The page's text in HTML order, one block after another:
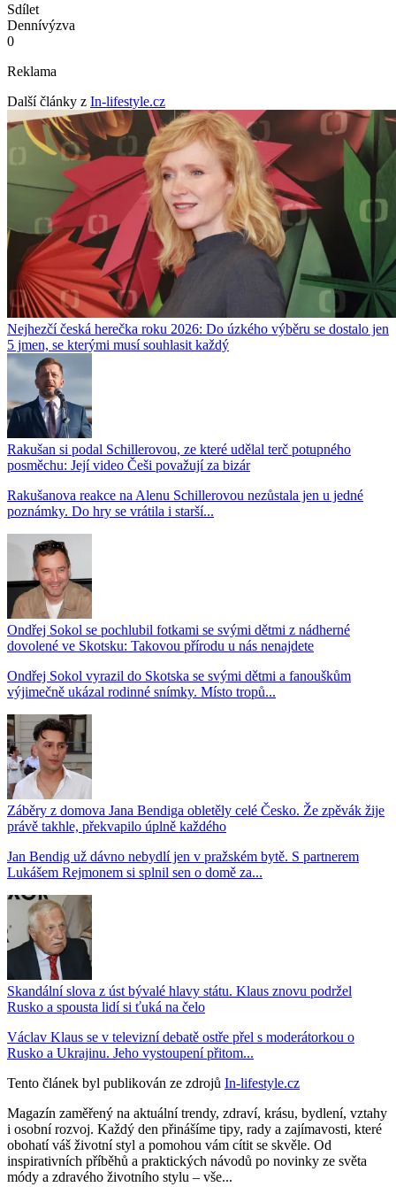
Sdílet
Dennívýzva
0
Reklama
Další články z In-lifestyle.cz
Nejhezčí česká herečka roku 2026: Do úzkého výběru se dostalo jen
5 jmen, se kterými musí souhlasit každý
Rakušan si podal Schillerovou, ze které udělal terč potupného
posměchu: Její video Češi považují za bizár
Rakušanova reakce na Alenu Schillerovou nezůstala jen u jedné
poznámky. Do hry se vrátila i starší...
Ondřej Sokol se pochlubil fotkami se svými dětmi z nádherné
dovolené ve Skotsku: Takovou přírodu u nás nenajdete
Ondřej Sokol vyrazil do Skotska se svými dětmi a fanouškům
výjimečně ukázal rodinné snímky. Místo tropů...
Záběry z domova Jana Bendiga obletěly celé Česko. Že zpěvák žije
právě takhle, překvapilo úplně každého
Jan Bendig už dávno nebydlí jen v pražském bytě. S partnerem
Lukášem Rejmonem si splnil sen o domě za...
Skandální slova z úst bývalé hlavy státu. Klaus znovu podržel
Rusko a spousta lidí si ťuká na čelo
Václav Klaus se v televizní debatě ostře přel s moderátorkou o
Rusko a Ukrajinu. Jeho vystoupení přitom...
Tento článek byl publikován ze zdrojů In-lifestyle.cz
Magazín zaměřený na aktuální trendy, zdraví, krásu, bydlení, vztahy
i osobní rozvoj. Každý den přinášíme tipy, rady a zajímavosti, které
obohatí váš životní styl a pomohou vám cítit se skvěle. Od
inspirativních příběhů a praktických návodů po novinky ze světa
módy a zdravého životního stylu – vše...